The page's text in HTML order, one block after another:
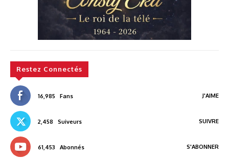
Restez Connectés
16,985 Fans J'AIME
2,458 Suiveurs SUIVRE
61,453 Abonnés S'ABONNER